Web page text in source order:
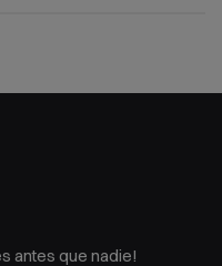
antes que nadie!